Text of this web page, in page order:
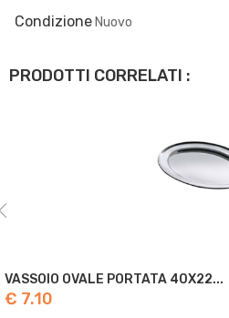
Condizione Nuovo
PRODOTTI CORRELATI :
VASSOIO OVALE PORTATA 40X22...
€ 7.10